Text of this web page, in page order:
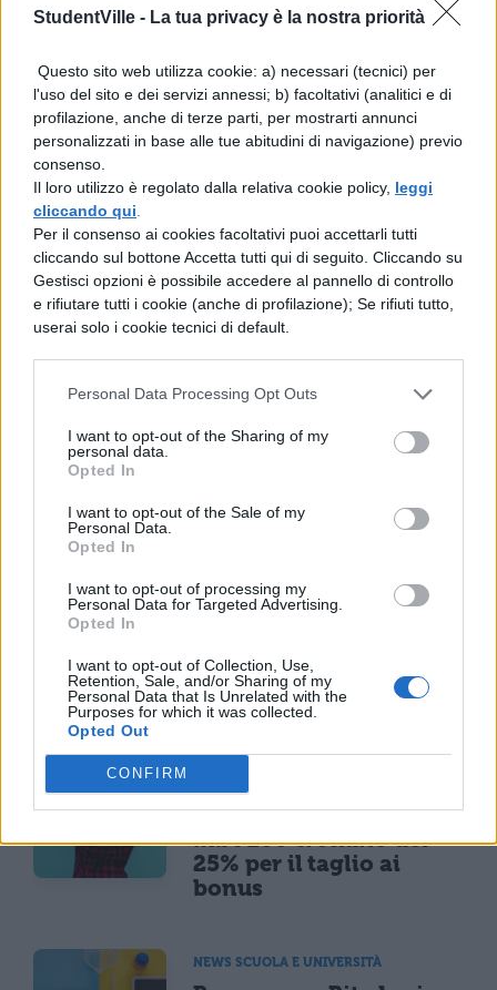
StudentVille - La tua privacy è la nostra priorità
Questo sito web utilizza cookie: a) necessari (tecnici) per
l'uso del sito e dei servizi annessi; b) facoltativi (analitici e di
profilazione, anche di terze parti, per mostrarti annunci
personalizzati in base alle tue abitudini di navigazione) previo
consenso.
Il loro utilizzo è regolato dalla relativa cookie policy, leggi
cliccando qui
Per il consenso ai cookies facoltativi puoi accettarli tutti
cliccando sul bottone Accetta tutti qui di seguito. Cliccando su
Gestisci opzioni è possibile accedere al pannello di controllo
e rifiutare tutti i cookie (anche di profilazione); Se rifiuti tutto,
userai solo i cookie tecnici di default.
Personal Data Processing Opt Outs
I want to opt-out of the Sharing of my
personal data.
Opted In
I want to opt-out of the Sale of my
Personal Data.
Opted In
I want to opt-out of processing my
Personal Data for Targeted Advertising.
Opted In
I want to opt-out of Collection, Use,
Retention, Sale, and/or Sharing of my
Personal Data that Is Unrelated with the
Purposes for which it was collected.
Opted Out
CONFIRM
passerà da un eccesso all’altro?
E LA CONCENTRAZIONE ?– Genitori e
professori, ancora, temono chequesta
“rivoluzione”danneggi laconcentrazione
dei ragazzi: il solo fatto di navigare su
internet, infatti, spinge a distrarsi parecchio!
I prof, dunque, dovrebbero passare
continuamente fra i banchi per controllare
che gli allievi non stiamo sbirciando in
questo o quell’altro sito? Non c’è che dire, ci
sono diverse questione da mettere in
chiaro. Ma resta il fatto che l’epoca
tecnologica procede il suo cammino a
grandi passi, e la trasformazione del mondo
è ormai in atto…
TI POTREBBE INTERESSARE
MATURITÀ
Maturità 2026, il sud
domina con 14.123 lodi
ma i 100 crollano del
25% per il taglio ai
bonus
NEWS SCUOLA E UNIVERSITÀ